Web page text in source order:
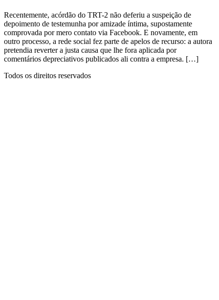
Contato
Fale com um advogado
Recentemente, acórdão do TRT-2 não deferiu a suspeição de
depoimento de testemunha por amizade íntima, supostamente
comprovada por mero contato via Facebook. E novamente, em
outro processo, a rede social fez parte de apelos de recurso: a autora
pretendia reverter a justa causa que lhe fora aplicada por
comentários depreciativos publicados ali contra a empresa. […]
Todos os direitos reservados